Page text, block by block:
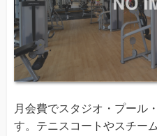
月会費でスタジオ・プール
す。テニスコートやスチー